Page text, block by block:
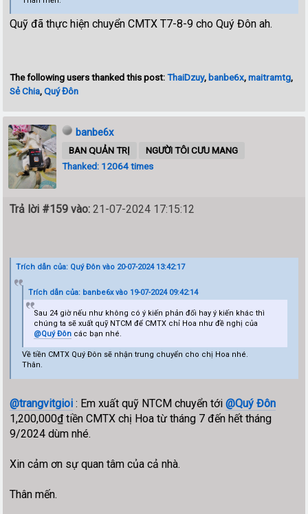
Quỹ đã thực hiện chuyển CMTX T7-8-9 cho Quý Đôn ah.
The following users thanked this post:ThaiDzuy,banbe6x,maitramtg,
Sẻ Chia,Quý Đôn
banbe6x
BAN QUẢN TRỊ
NGƯỜI TÔI CƯU MANG
Thanked: 12064 times
Trả lời #159 vào: 21-07-2024 17:15:12
Trích dẫn của: Quý Đôn vào 20-07-2024 13:42:17
Trích dẫn của: banbe6x vào 19-07-2024 09:42:14
Sau 24 giờ nếu như không có ý kiến phản đối hay ý kiến khác thì
chúng ta sẽ xuất quỹ NTCM để CMTX chỉ Hoa như đề nghị của
@Quý Đôn các bạn nhé.
Về tiền CMTX Quý Đôn sẽ nhận trung chuyển cho chị Hoa nhé.
Thân.
@trangvitgioi : Em xuất quỹ NTCM chuyển tới@Quý Đôn
1,200,000₫ tiền CMTX chị Hoa từ tháng 7 đến hết tháng
9/2024 dùm nhé.
Xin cảm ơn sự quan tâm của cả nhà.
Thân mến.